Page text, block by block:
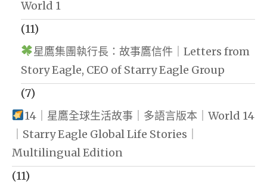
World 1
(11)
星鷹集團執行長：故事鷹信件｜Letters from
Story Eagle, CEO of Starry Eagle Group
(7)
14｜星鷹全球生活故事｜多語言版本｜World 14
｜Starry Eagle Global Life Stories｜
Multilingual Edition
(11)